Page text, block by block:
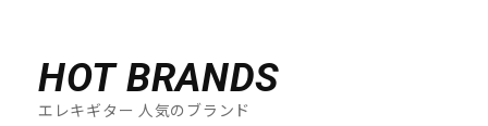
HOT BRANDS
エレキギター 人気のブランド